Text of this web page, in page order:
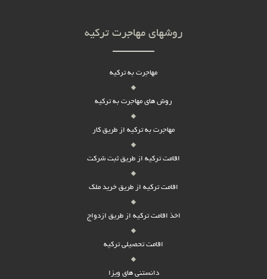
روشهای مهاجرت ترکیه
مهاجرت به ترکیه
روش های مهاجرت به ترکیه
مهاجرت به ترکیه از طریق کار
اقامت ترکیه از طریق ثبت شرکت
اقامت ترکیه از طریق خرید ملک
اخذ اقامت ترکیه از طریق ازدواج
اقامت تحصیلی ترکیه
دانستنی های ویزا